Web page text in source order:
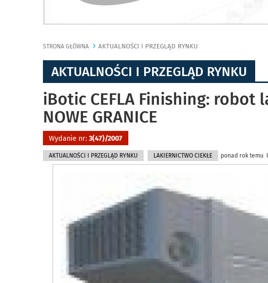
STRONA GŁÓWNA AKTUALNOŚCI I PRZEGLĄD RYNKU
AKTUALNOŚCI I PRZEGLĄD RYNKU
iBotic CEFLA Finishing: robot
NOWE GRANICE
Wydanie nr: 3(47)/2007
AKTUALNOŚCI I PRZEGLĄD RYNKU LAKIERNICTWO CIEKŁE ponad rok temu